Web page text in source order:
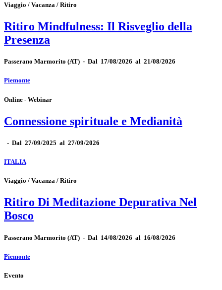
Viaggio / Vacanza / Ritiro
Ritiro Mindfulness: Il Risveglio della
Presenza
Passerano Marmorito (AT) - Dal 17/08/2026 al 21/08/2026
Piemonte
Online - Webinar
Connessione spirituale e Medianità
- Dal 27/09/2025 al 27/09/2026
ITALIA
Viaggio / Vacanza / Ritiro
Ritiro Di Meditazione Depurativa Nel
Bosco
Passerano Marmorito (AT) - Dal 14/08/2026 al 16/08/2026
Piemonte
Evento